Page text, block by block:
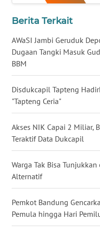
Berita Terkait
AWaSI Jambi Geruduk
Dugaan Tangki Masuk
BBM
Disdukcapil Tapteng
"Tapteng Ceria"
Akses NIK Capai 2 Miliar,
Teraktif Data Dukcapil
Warga Tak Bisa
Alternatif
Pemkot Bandung
Pemula hingga Hari
WN
WN
MALUT
WN
DAIRI
WN
DANAU
TOBA
WN
NIAS
WN